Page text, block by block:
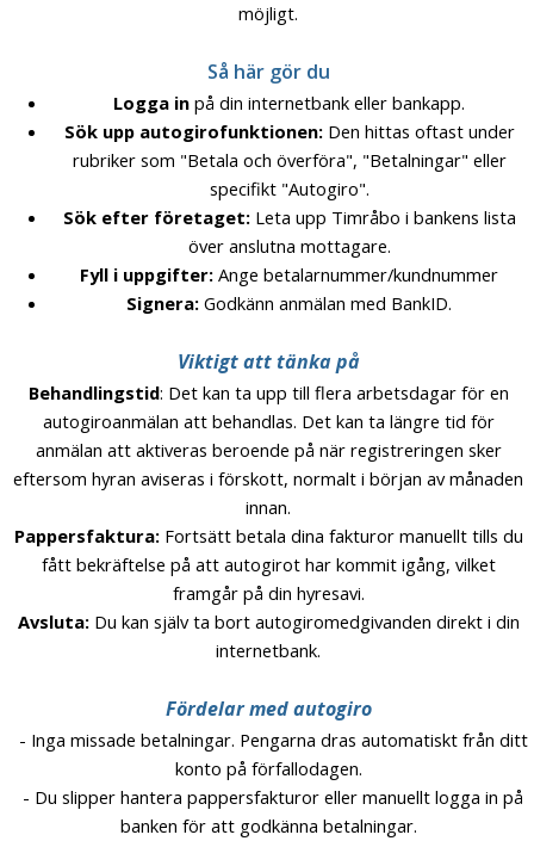
möjligt.
Så här gör du
Logga in på din internetbank eller bankapp.
Sök upp autogirofunktionen: Den hittas oftast under
rubriker som "Betala och överföra", "Betalningar" eller
specifikt "Autogiro".
Sök efter företaget: Leta upp Timråbo i bankens lista
över anslutna mottagare.
Fyll i uppgifter: Ange betalarnummer/kundnummer
Signera: Godkänn anmälan med BankID.
Viktigt att tänka på
Behandlingstid: Det kan ta upp till flera arbetsdagar för en
autogiroanmälan att behandlas. Det kan ta längre tid för
anmälan att aktiveras beroende på när registreringen sker
eftersom hyran aviseras i förskott, normalt i början av månaden
innan.
Pappersfaktura: Fortsätt betala dina fakturor manuellt tills du
fått bekräftelse på att autogirot har kommit igång, vilket
framgår på din hyresavi.
Avsluta: Du kan själv ta bort autogiromedgivanden direkt i din
internetbank.
Fördelar medautogiro
- Inga missade betalningar. Pengarna dras automatiskt från ditt
konto på förfallodagen.
- Du slipper hantera pappersfakturor eller manuellt logga in på
banken för att godkänna betalningar.